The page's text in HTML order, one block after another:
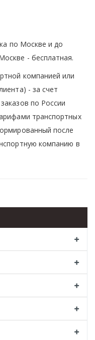
по Москве и до
- бесплатная.
компанией или
- за счет
по России
транспортных
после
компанию в